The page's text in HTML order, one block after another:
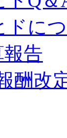
ドに
告
酬改